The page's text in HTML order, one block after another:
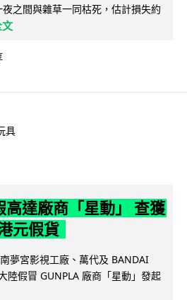
之間與雜草一同枯死，估計損失約
具
高達廠商「星動」 查獲
元假貨
夢宮影視工廠、萬代及 BANDAI
陸假冒 GUNPLA 廠商「星動」發起